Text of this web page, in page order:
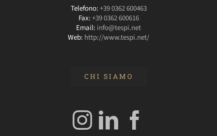
Telefono:+39 0362 600463
Fax:+39 0362 600616
Email: info@tespi.net
Web: http://www.tespi.net/
CHI SIAMO